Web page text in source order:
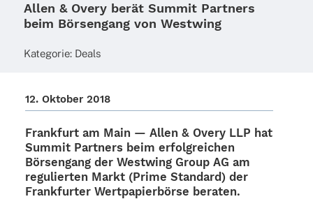
Allen & Overy berät Summit Partners
beim Börsengang von Westwing
Kate­go­rie: Deals
12. Okto­ber 2018
Frank­furt am Main — Allen & OveryLLP hat
Summit Part­ners beim erfolg­rei­chen
Börsen­gang der West­wing GroupAG am
regu­lier­ten Markt (Prime Stan­dard) der
Frank­fur­ter Wert­pa­pier­börse beraten.